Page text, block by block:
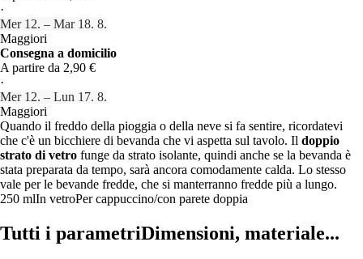
·
Mer 12. – Mar 18. 8.
Maggiori
Consegna a domicilio
A partire da 2,90 €
·
Mer 12. – Lun 17. 8.
Maggiori
Quando il freddo della pioggia o della neve si fa sentire, ricordatevi
che c'è un bicchiere di bevanda che vi aspetta sul tavolo. Il doppio
strato di vetro funge da strato isolante, quindi anche se la bevanda è
stata preparata da tempo, sarà ancora comodamente calda. Lo stesso
vale per le bevande fredde, che si manterranno fredde più a lungo.
250 mlIn vetroPer cappuccino/con parete doppia
Tutti i parametriDimensioni, materiale...